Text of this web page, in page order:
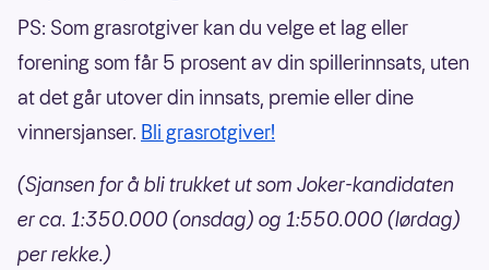
PS: Som grasrotgiver kan du velge et lag eller
forening som får 5 prosent av din spillerinnsats, uten
at det går utover din innsats, premie eller dine
vinnersjanser. Bli grasrotgiver!
(Sjansen for å bli trukket ut som Joker-kandidaten
er ca. 1:350.000 (onsdag) og 1:550.000 (lørdag)
per rekke.)